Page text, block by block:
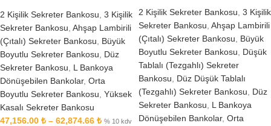
2 Kişilik Sekreter Bankosu 3 Kişilik
Sekreter Bankosu Ahşap Lambirili
(Çıtalı) Sekreter Bankosu
Büyük
Boyutlu Sekreter Bankosu
Düz
Sekreter Bankosu
L Bankoya
Dönüşebilen Bankolar, Orta
Boyutlu Sekreter Bankosu Yüksek
Kasalı Sekreter Bankosu
47,156.00 ₺ – 62,874.66 ₺ % 10 kdv
2 Kişilik Sekreter Bankosu, 3 Kişilik
Sekreter Bankosu, Ahşap Lambirili
(Çıtalı) Sekreter Bankosu, Büyük
Boyutlu Sekreter Bankosu, Düşük
Tablalı (Tezgahlı) Sekreter
Bankosu, Düz Düşük Tablalı
(Tezgahlı) Sekreter Bankosu, Düz
Sekreter Bankosu, L Bankoya
Dönüşebilen Bankolar, Orta